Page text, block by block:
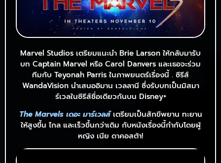
Marvel Studios เตรียมแนะนำ Brie Larson ให้กลับมารับ
บท Captain Marvel หรือ Carol Danvers และเธอจะร่วม
ทีมกับ Teyonah Parris ในภาพยนตร์เรื่องนี้ . ซีรีส์
WandaVision นำเสนออิมาน เวลลานี ซึ่งรับบทเป็นมิสมา
ร์เวลในซีรีส์ชื่อเดียวกันบน Disney+
The Marvels เดอะ มาร์เวลส์เตรียมเป็นสักขีพยาน ทะยาน
ให้สูงขึ้น ไกล และเร็วขึ้นกว่าเดิม กับหนังเรื่องนี้กำกับโดยผู้
หญิง เนีย ดาคอสต้า!